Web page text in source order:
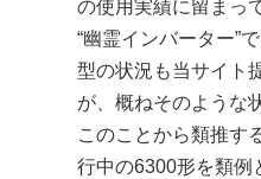
の使用実績に留まっ
“幽霊インバーター”
型の状況も当サイト
が、概ねそのような
このことから類推す
行中の6300形を類例